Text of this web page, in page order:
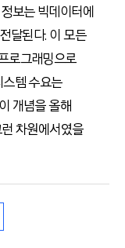
보는 빅데이터에
달된다. 이 모든
로그래밍으로
템 수요는
개념을 올해
차원에서였을